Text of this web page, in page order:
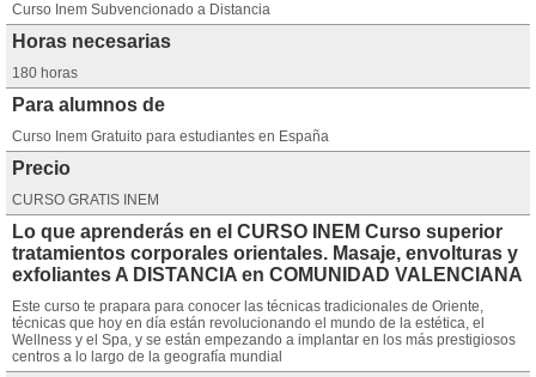
Curso Inem Subvencionado a Distancia
Horas necesarias
180 horas
Para alumnos de
Curso Inem Gratuito para estudiantes en España
Precio
CURSO GRATIS INEM
Lo que aprenderás en el CURSO INEM Curso superior
tratamientos corporales orientales. Masaje, envolturas y
exfoliantes A DISTANCIA en COMUNIDAD VALENCIANA
Este curso te prapara para conocer las técnicas tradicionales de Oriente,
técnicas que hoy en día están revolucionando el mundo de la estética, el
Wellness y el Spa, y se están empezando a implantar en los más prestigiosos
centros a lo largo de la geografía mundial